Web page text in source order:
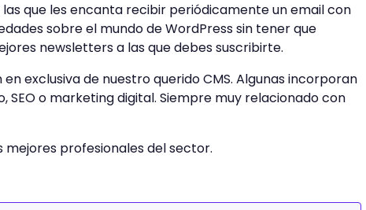
las que les encanta recibir periódicamente un email con
sobre el mundo de WordPress sin tener que
newsletters a las que debes suscribirte.
exclusiva de nuestro querido CMS. Algunas incorporan
SEO o marketing digital. Siempre muy relacionado con
mejores profesionales del sector.